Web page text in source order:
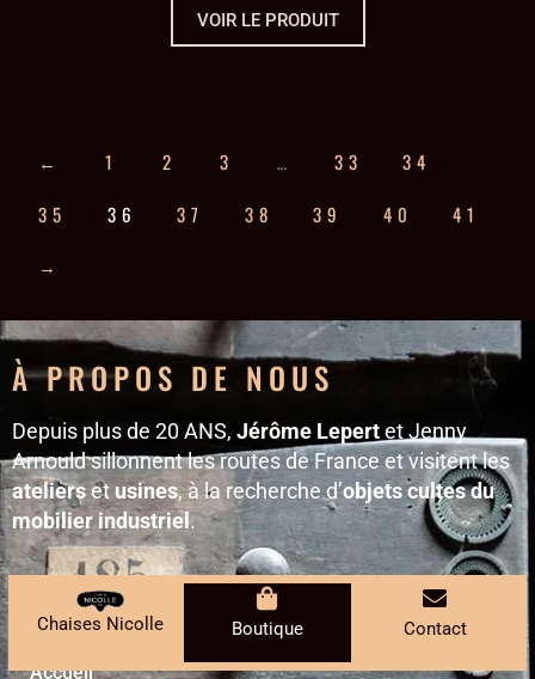
VOIR LE PRODUIT
← 1 2 3 … 33
34
35
36 37 38 39 40
41
→
À PROPOS DE NOUS
Depuis plus de 20 ANS, Jérôme Lepertet Jenny
Arnould sillonnent les routes de France et visitent les
ateliersetusines, à la recherche d’objets cultes du
mobilier industriel.
PLAN DU SITE
Accueil
Chaises Nicolle Boutique Contact